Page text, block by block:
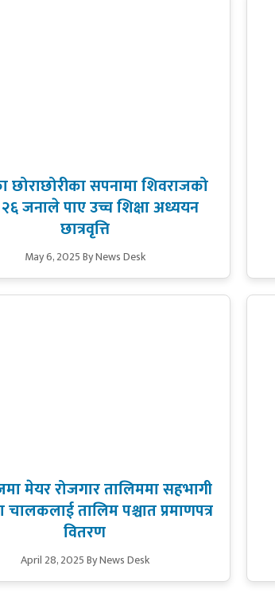
छोराछोरीका सपनामा शिवराजको
जनाले पाए उच्च शिक्षा अध्ययन
छात्रवृत्ति
May 6, 2025By News Desk
मेयर रोजगार तालिममा सहभागी
चालकलाई तालिम पश्चात प्रमाणपत्र
वितरण
April 28, 2025By News Desk